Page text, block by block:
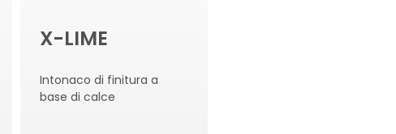
X-LIME
Intonaco di finitura a
base di calce